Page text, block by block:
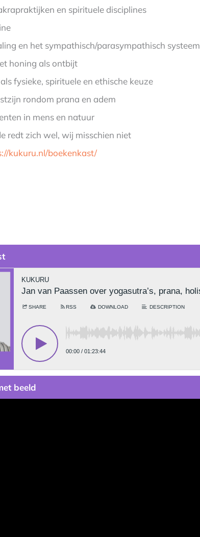
en spirituele disciplines
en het sympathisch/parasympathisch systeem
honing als ontbijt
fysieke, spirituele en ethische keuze
rondom prana en adem
in mens en natuur
redt zich wel, wij misschien niet
kukuru.nl/boekenkast/
beeld